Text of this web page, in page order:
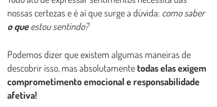
nossas certezas e é aí que surge a dúvida: como saber
o queestou sentindo?
Podemos dizer que existem algumas maneiras de
descobrir isso, mas absolutamentetodas elas exigem
comprometimento emocional e responsabilidade
afetiva!